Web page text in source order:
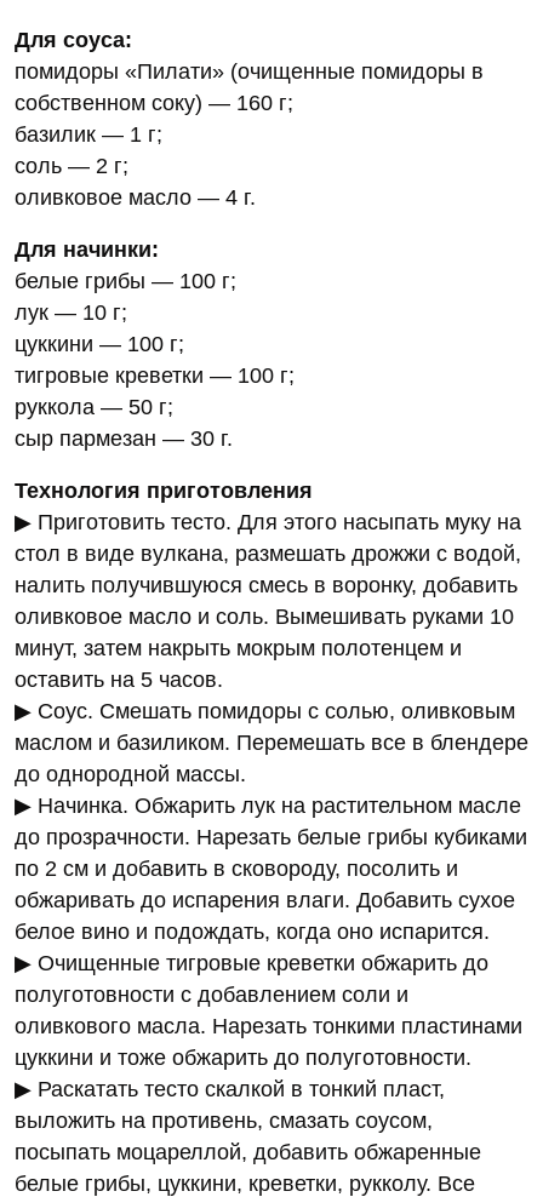
Для соуса:
помидоры «Пилати» (очищенные помидоры в
собственном соку) — 160 г;
базилик — 1 г;
соль — 2 г;
оливковое масло — 4 г.
Для начинки:
белые грибы — 100 г;
лук — 10 г;
цуккини — 100 г;
тигровые креветки — 100 г;
руккола — 50 г;
сыр пармезан — 30 г.
Технология приготовления
▶ Приготовить тесто. Для этого насыпать муку на
стол в виде вулкана, размешать дрожжи с водой,
налить получившуюся смесь в воронку, добавить
оливковое масло и соль. Вымешивать руками 10
минут, затем накрыть мокрым полотенцем и
оставить на 5 часов.
▶ Соус. Смешать помидоры с солью, оливковым
маслом и базиликом. Перемешать все в блендере
до однородной массы.
▶ Начинка. Обжарить лук на растительном масле
до прозрачности. Нарезать белые грибы кубиками
по 2 см и добавить в сковороду, посолить и
обжаривать до испарения влаги. Добавить сухое
белое вино и подождать, когда оно испарится.
▶ Очищенные тигровые креветки обжарить до
полуготовности с добавлением соли и
оливкового масла. Нарезать тонкими пластинами
цуккини и тоже обжарить до полуготовности.
▶ Раскатать тесто скалкой в тонкий пласт,
выложить на противень, смазать соусом,
посыпать моцареллой, добавить обжаренные
белые грибы, цуккини, креветки, рукколу. Все